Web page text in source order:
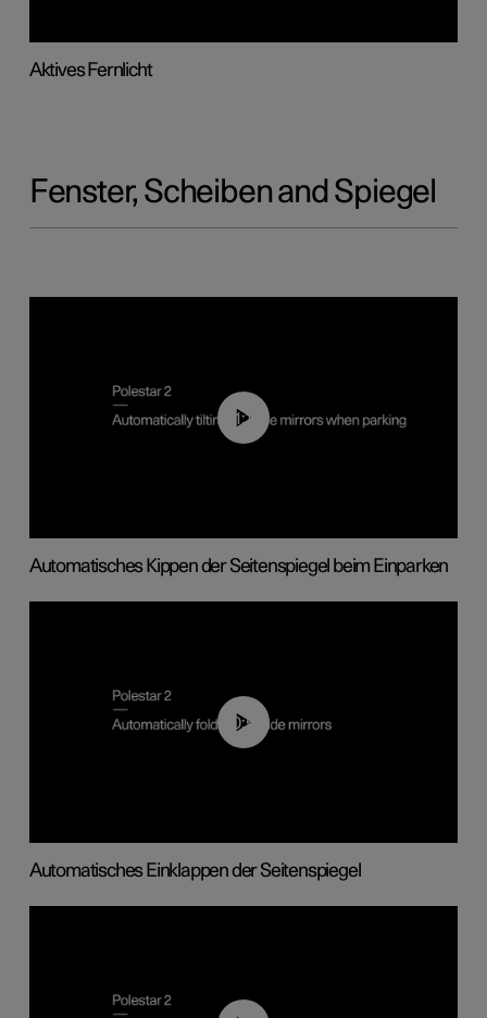
Aktives Fernlicht
Fenster, Scheiben and Spiegel
01:10
Automatisches Kippen der Seitenspiegel beim Einparken
00:55
Automatisches Einklappen der Seitenspiegel